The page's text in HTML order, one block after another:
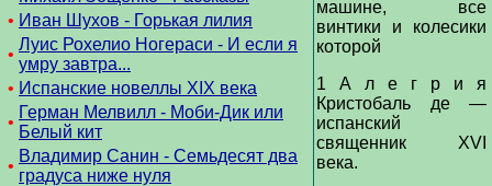
• Иван Шухов - Горькая лилия
•
Луис Рохелио Ногераси - И если я
умру завтра...
• Испанские новеллы XIX века
•
Герман Мелвилл - Моби-Дик или
Белый кит
•
Владимир Санин - Семьдесят два
градуса ниже нуля
машине, все
винтики и колесики
которой
1 А л е г р и я
Кристобаль де —
испанский
священник XVI
века.